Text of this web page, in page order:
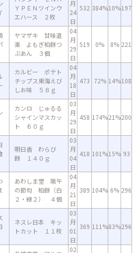
ＹＰＥＮツインウ
エハース ２枚
月
24
日
532 384%10%197
ヤマザキ 甘味道
楽 よもぎ柏餅つ
ぶあん ３個
04
月
29
日
519 0% 8% 221
カルビー ポテト
チップス東海えび
しお味 ５８ｇ
04
月
18
日
473 72% 14%108
カンロ じゅるる
シャインマスカッ
ト ６０ｇ
03
月
29
日
458 174%21%200
明日香 わらび
餅 １４０ｇ
03
月
04
日
418 101%15% 93
あわしま堂 端午
の節句 柏餅（白
２・緑２） ４個
04
月
21
日
389 104% 6% 296
ネスレ日本 キッ
トカット １１枚
03
月
01
日
369 111%83%296
02